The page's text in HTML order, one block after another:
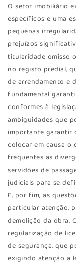
O setor imobiliário
específicos e uma
pequenas
prejuízos
titularidade omisso
no registo predial,
de arrendamento e
fundamental
conformes à
ambiguidades que
importante garantir
colocar em causa o
frequentes as
servidões de
judiciais para se
E, por fim, as
particular atenção,
demolição da obra.
regularização de
de segurança, que
exigindo atenção a